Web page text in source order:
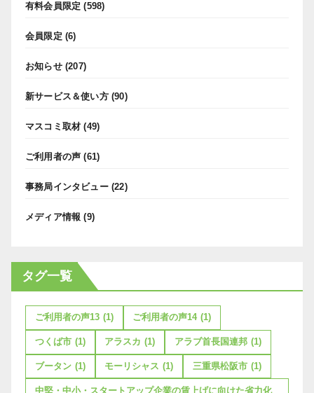
有料会員限定 (598)
会員限定 (6)
お知らせ(207)
新サービス＆使い方(90)
マスコミ取材 (49)
ご利用者の声 (61)
事務局インタビュー(22)
メディア情報 (9)
タグ一覧
ご利用者の声13 (1) ご利用者の声14 (1)
つくば市 (1) アラスカ (1) アラブ首長国連邦 (1)
ブータン (1) モーリシャス (1) 三重県松阪市 (1)
中堅・中小・スタートアップ企業の賃上げに向けた省力化